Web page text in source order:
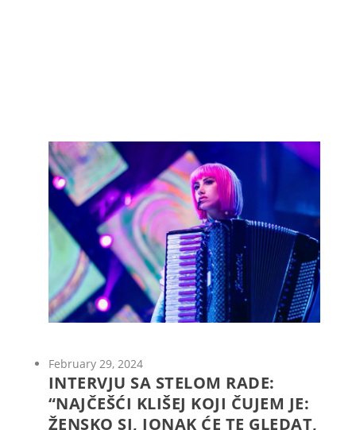
February 29, 2024
INTERVJU SA STELOM RADE:
“NAJČEŠĆI KLIŠEJ KOJI ČUJEM JE:
ŽENSKO SI, IONAK ĆE TE GLEDAT,